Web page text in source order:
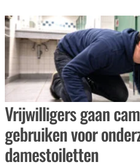
Vrijwilligers gaan
gebruiken voor
damestoiletten